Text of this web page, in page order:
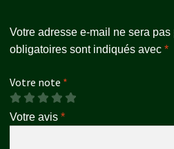
Votre adresse e-mail ne sera pas
obligatoires sont indiqués avec*
Votre note *
Votre avis*